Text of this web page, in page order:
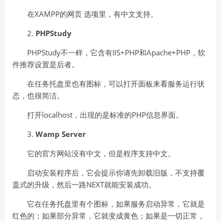
在XAMPP的网页 选项里，有中文支持。
2. PHPStudy
PHPStudy不一样，它含有IIS+PHP和Apache+PHP，软
件推荐设置是后者。
在任务托盘里也有图标，可以打开面板来看服务运行状
态，也很简洁。
打开localhost，出现的是标准的PHP信息界面。
3. Wamp Server
它的官方网站没有中文，但是程序支持中文。
启动安装程序后，它会提示你请先卸载旧版，不支持覆
盖式的升级，然后一路NEXT就能安装成功。
它在任务托盘里有个图标，如果服务启动异常，它就是
红色的；如果部分异常，它就变成黄色；如果是一切正常，